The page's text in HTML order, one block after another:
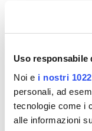
Uso responsabile
Noi e i nostri
personali, ad
tecnologie come i
alle informazioni
SCHEDA
RICHIEDI
DOCUMENTI
OPINIONE